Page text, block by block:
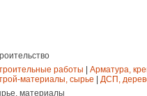
работы
Арматура,
материалы, сырье
ДСП,
материалы